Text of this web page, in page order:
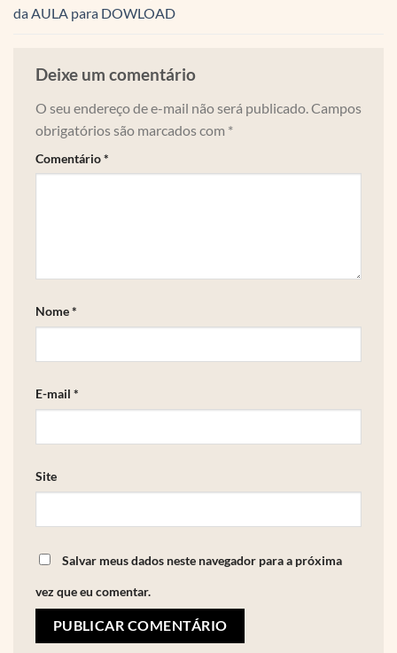
da AULA para DOWLOAD
Deixe um comentário
O seu endereço de e-mail não será publicado. Campos
obrigatórios são marcados com *
Comentário*
Nome*
E-mail *
Site
Salvar meus dados neste navegador para a próxima
vez que eu comentar.